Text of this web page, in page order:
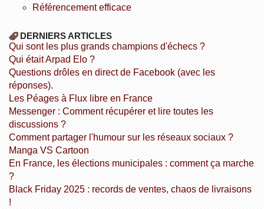
référencement efficace
DERNIERS ARTICLES
Qui sont les plus grands champions d'échecs ?
Qui était Arpad Elo ?
Questions drôles en direct de Facebook (avec les
réponses).
Les Péages à Flux libre en France
Messenger : Comment récupérer et lire toutes les
discussions ?
Comment partager l'humour sur les réseaux sociaux ?
Manga VS Cartoon
En France, les élections municipales : comment ça marche
?
Black Friday 2025 : records de ventes, chaos de livraisons
!